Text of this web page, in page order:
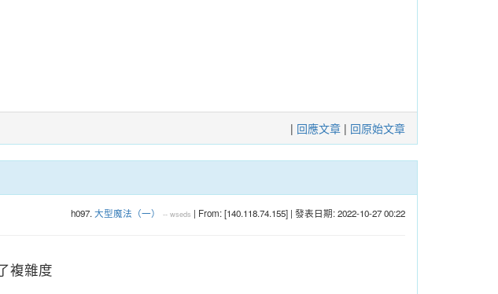
| 回應文章 | 回原始文章
h097. 大型魔法（一） -- wseds | From: [140.118.74.155] | 發表日期: 2022-10-27 00:22
複雜度